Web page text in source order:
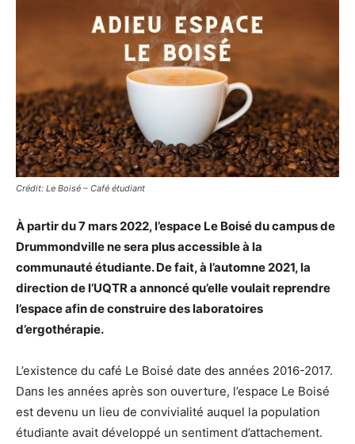
Crédit: Le Boisé – Café étudiant
À partir du 7 mars 2022, l’espace Le Boisé du campus de
Drummondville ne sera plus accessible à la
communauté étudiante. De fait, à l’automne 2021, la
direction de l’UQTR a annoncé qu’elle voulait reprendre
l’espace afin de construire des laboratoires
d’ergothérapie.
L’existence du café Le Boisé date des années 2016-2017.
Dans les années après son ouverture, l’espace Le Boisé
est devenu un lieu de convivialité auquel la population
étudiante avait développé un sentiment d’attachement.